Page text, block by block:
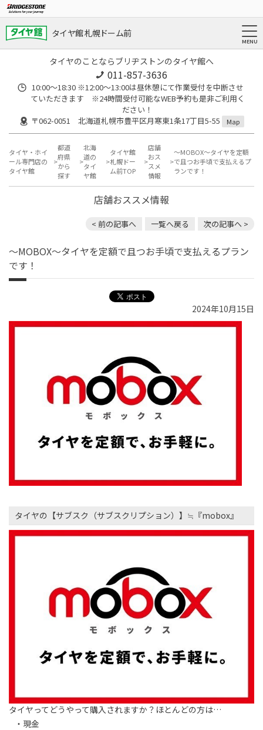
タイヤ館 札幌ドーム前
タイヤのことならブリヂストンのタイヤ館へ
011-857-3636
10:00～18:30 ※12:00～13:00は昼休憩にて作業受付を中断させ
ていただきます ※24時間受付可能なWEB予約も是非ご利用く
ださい！
〒062-0051 北海道札幌市豊平区月寒東1条17丁目5-55
Map
タイヤ・ホイ
ール専門店の
タイヤ館
都道
府県
から
探す
北海
道の
タイ
ヤ館
タイヤ館
札幌ドー
ム前TOP
店舗
おス
スメ
情報
～MOBOX～タイヤを定額
で且つお手頃で支払えるプ
ランです！
店舗おススメ情報
< 前の記事へ 一覧へ戻る 次の記事へ >
～MOBOX～タイヤを定額で且つお手頃で支払えるプラン
です！
2024年10月15日
タイヤの【サブスク（サブスクリプション）】≒『mobox』
タイヤってどうやって購入されますか？ほとんどの方は…
・現金